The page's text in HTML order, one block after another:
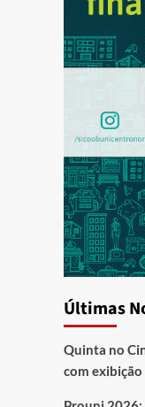
Últimas
Quinta no
com